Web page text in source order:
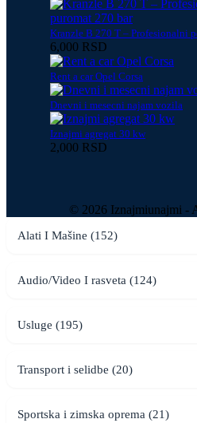
Kranzle B 270 T – Profesionalni
6,000 RSD
Rent a car Opel Corsa
Dnevni i mesecni najam vozila
Iznajmi agregat 30 kw
2,000 RSD
© 2026 Iznajmiunajmi -
Alati I Mašine (152)
Audio/Video I rasveta (124)
Usluge (195)
Transport i selidbe (20)
Sportska i zimska oprema (21)